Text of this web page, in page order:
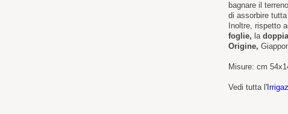
bagnare il
di assorbire tutta
Inoltre, rispetto
foglie, la
Origine,
Misure: cm
Vedi tutta l'